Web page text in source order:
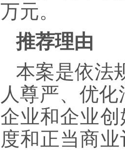
万元。
推荐理由
本案是依法
人尊严、优
企业和企业
度和正当商